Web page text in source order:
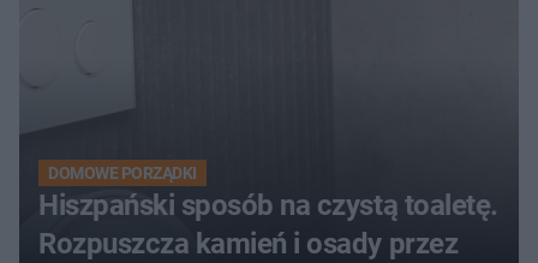
DOMOWE PORZĄDKI
Hiszpański sposób na czystą toaletę.
Rozpuszcza kamień i osady przez